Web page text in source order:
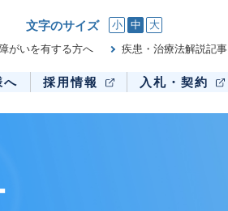
文字のサイズ 小 中 大
へ 採用情報 入札・契約
がいを有する方へ 疾患・治療法解説記事